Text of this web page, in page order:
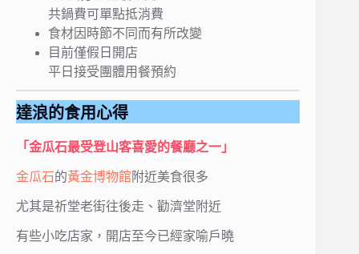
共鍋費可單點抵消費
食材因時節不同而有所改變
目前僅假日開店
平日接受團體用餐預約
達浪的食用心得
「金瓜石最受登山客喜愛的餐廳之一」
金瓜石的黃金博物館 附近美食很多
尤其是祈堂老街往後走、勸濟堂附近
有些小吃店家，開店至今已經家喻戶曉